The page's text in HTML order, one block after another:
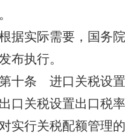
据实际需要，国务
布执行。
十条 进口关税设置
口关税设置出口税率
实行关税配额管理